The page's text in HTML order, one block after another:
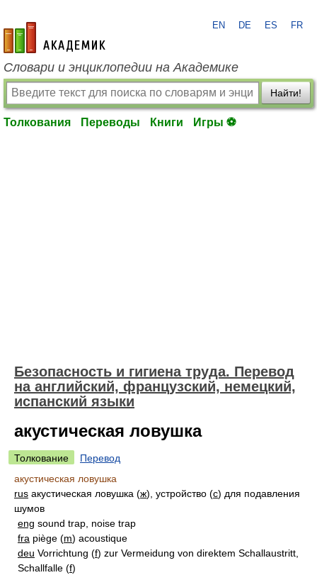
academic.ru
EN DE ES FR
Словари и энциклопедии на Академике
Найти!
Толкования Переводы Книги Игры ⚽
Безопасность и гигиена труда. Перевод
на английский, французский, немецкий,
испанский языки
акустическая ловушка
Толкование
Перевод
акустическая ловушка
rus акустическая ловушка (ж), устройство (с) для подавления
шумов
eng sound trap, noise trap
fra piège (m) acoustique
deu Vorrichtung (f) zur Vermeidung von direktem Schallaustritt,
Schallfalle (f)